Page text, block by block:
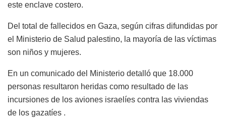
este enclave costero.
Del total de fallecidos en Gaza, según cifras difundidas por
el Ministerio de Salud palestino, la mayoría de las víctimas
son niños y mujeres.
En un comunicado del Ministerio detalló que 18.000
personas resultaron heridas como resultado de las
incursiones de los aviones israelíes contra las viviendas
de los gazatíes .